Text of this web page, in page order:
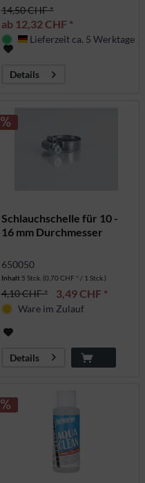
14,50 CHF *
ab 12,32 CHF *
Deutschland
Lieferzeit ca. 5 Werktage
Details
Schlauchschelle für 10 -
16 mm Durchmesser
650050
Inhalt 5 Stck. (0,70 CHF * / 1 Stck.)
4,10 CHF * 3,49 CHF *
Ware im Zulauf
Details